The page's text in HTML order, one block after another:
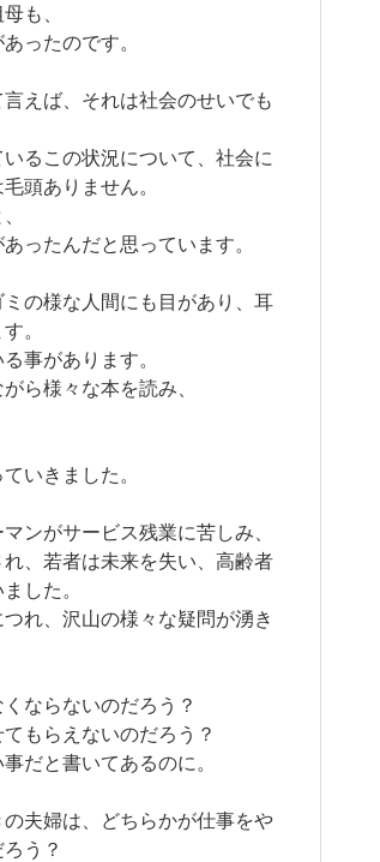
も、
ったのです。
えば、それは社会のせいでも
るこの状況について、社会に
頭ありません。
ったんだと思っています。
の様な人間にも目があり、耳
。
事があります。
ら様々な本を読み、
いきました。
ンがサービス残業に苦しみ、
、若者は未来を失い、高齢者
した。
れ、沢山の様々な疑問が湧き
ならないのだろう？
もらえないのだろう？
だと書いてあるのに。
夫婦は、どちらかが仕事をや
う？